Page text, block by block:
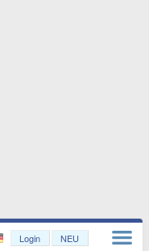
Login NEU